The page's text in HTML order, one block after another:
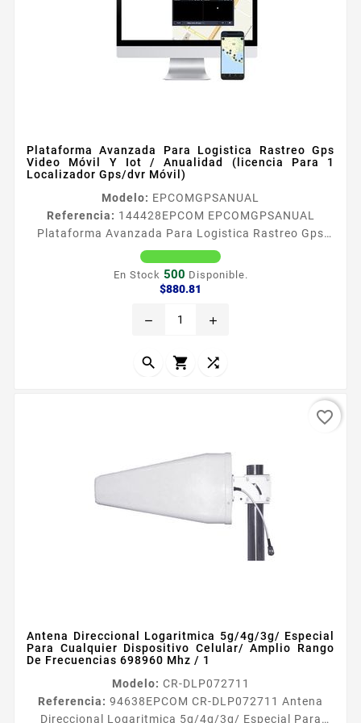
Plataforma Avanzada Para Logistica Rastreo Gps
Video Móvil Y Iot / Anualidad (licencia Para 1
Localizador Gps/dvr Móvil)
Modelo: EPCOMGPSANUAL
Referencia: 144428EPCOM EPCOMGPSANUAL
Plataforma Avanzada Para Logistica Rastreo Gps
Video Móvil Y Iot / Anualidad (licencia Para 1
Localizador Gps/dvr Móvil) EPCOM GPS Plataforma
de Rastreo GPS Todo sobre la Nube Solución Líder en
Móviles Trackers GPS y IoT en una misma plataforma
Wialon es la plataforma líder NUBE No...
En Stock 500 Disponible.
$880.81
remove add
  
Antena Direccional Logaritmica 5g/4g/3g/ Especial
Para Cualquier Dispositivo Celular/ Amplio Rango
De Frecuencias 698960 Mhz / 1
Modelo: CR-DLP072711
Referencia: 94638EPCOM CR-DLP072711 Antena
Direccional Logaritmica 5g/4g/3g/ Especial Para
favorite_border